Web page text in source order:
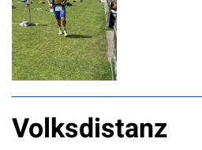
Volksdistanz